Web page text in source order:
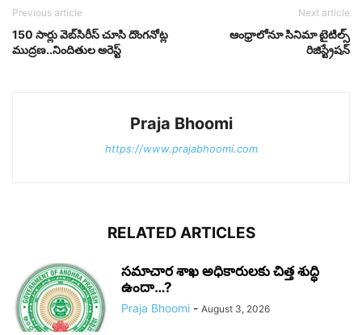
Previous article
150 సార్లు వెబ్‌సిరీస్ చూసి దొంగనోట్ల
ముద్రణ..నిందితుల అరెస్ట్
Next article
ఆంధ్రాలోనూ సినిమా టైటిల్స్
రిజిస్ట్రేషన్
Praja Bhoomi
https://www.prajabhoomi.com
RELATED ARTICLES
సమాచార శాఖ అధికారులకు చిత్త శుద్ధి
ఉందా…?
Praja Bhoomi - August 3, 2026